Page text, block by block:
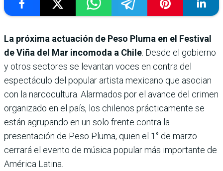
La próxima actuación de Peso Pluma en el Festival
de Viña del Mar incomoda a Chile . Desde el gobierno
y otros sectores se levantan voces en contra del
espectáculo del popular artista mexicano que asocian
con la narcocultura. Alarmados por el avance del crimen
organizado en el país, los chilenos prácticamente se
están agrupando en un solo frente contra la
presentación de Peso Pluma, quien el 1° de marzo
cerrará el evento de música popular más importante de
América Latina.